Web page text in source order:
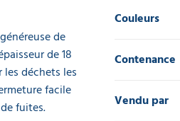
de
de 18
déchets les
facile
fuites.
Couleurs
Contenance
Vendu par